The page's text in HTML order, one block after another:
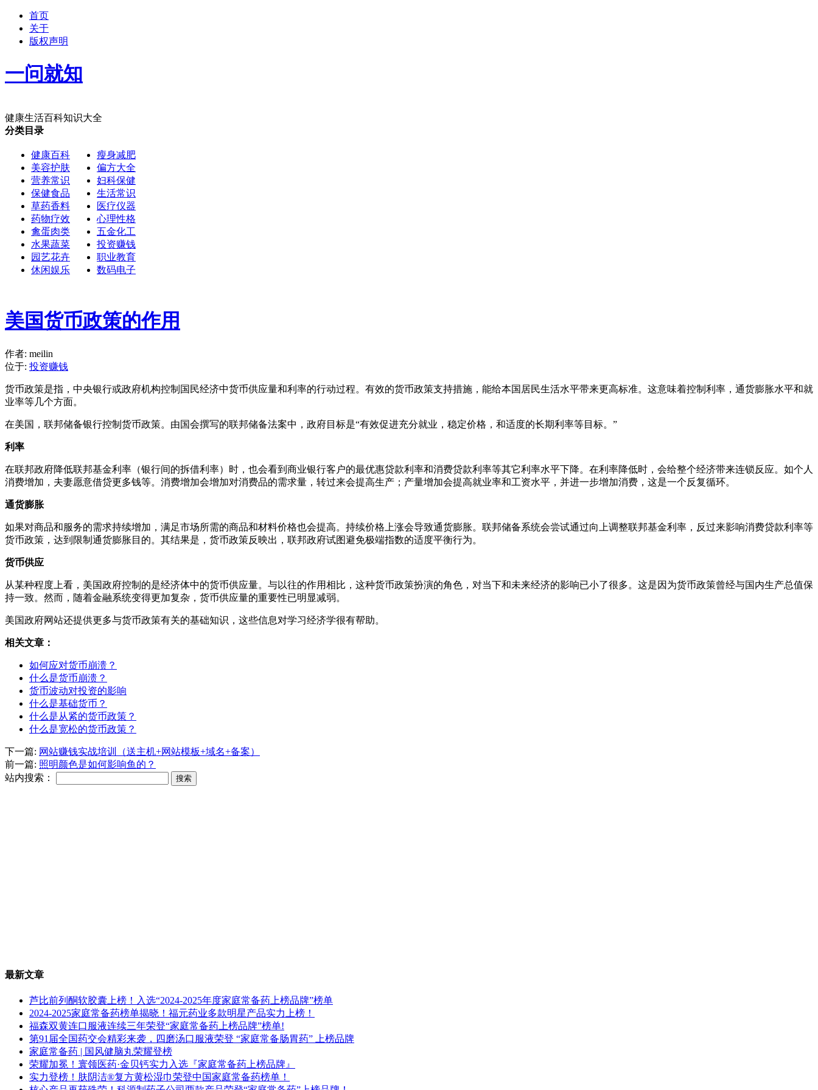
首页
关于
版权声明
一问就知
健康生活百科知识大全
分类目录
健康百科
美容护肤
营养常识
保健食品
草药香料
药物疗效
禽蛋肉类
水果蔬菜
园艺花卉
休闲娱乐
瘦身减肥
偏方大全
妇科保健
生活常识
医疗仪器
心理性格
五金化工
投资赚钱
职业教育
数码电子
美国货币政策的作用
作者: meilin
位于: 投资赚钱
货币政策是指，中央银行或政府机构控制国民经济中货币供应量和利率的行动过程。有效的货币政策支持措施，能给本国居民生活水平带来更高标准。这意味着控制利率，通货膨胀水平和就
业率等几个方面。
在美国，联邦储备银行控制货币政策。由国会撰写的联邦储备法案中，政府目标是“有效促进充分就业，稳定价格，和适度的长期利率等目标。”
利率
在联邦政府降低联邦基金利率（银行间的拆借利率）时，也会看到商业银行客户的最优惠贷款利率和消费贷款利率等其它利率水平下降。在利率降低时，会给整个经济带来连锁反应。如个人
消费增加，夫妻愿意借贷更多钱等。消费增加会增加对消费品的需求量，转过来会提高生产；产量增加会提高就业率和工资水平，并进一步增加消费，这是一个反复循环。
通货膨胀
如果对商品和服务的需求持续增加，满足市场所需的商品和材料价格也会提高。持续价格上涨会导致通货膨胀。联邦储备系统会尝试通过向上调整联邦基金利率，反过来影响消费贷款利率等
货币政策，达到限制通货膨胀目的。其结果是，货币政策反映出，联邦政府试图避免极端指数的适度平衡行为。
货币供应
从某种程度上看，美国政府控制的是经济体中的货币供应量。与以往的作用相比，这种货币政策扮演的角色，对当下和未来经济的影响已小了很多。这是因为货币政策曾经与国内生产总值保
持一致。然而，随着金融系统变得更加复杂，货币供应量的重要性已明显减弱。
美国政府网站还提供更多与货币政策有关的基础知识，这些信息对学习经济学很有帮助。
相关文章：
如何应对货币崩溃？
什么是货币崩溃？
货币波动对投资的影响
什么是基础货币？
什么是从紧的货币政策？
什么是宽松的货币政策？
下一篇: 网站赚钱实战培训（送主机+网站模板+域名+备案）
前一篇: 照明颜色是如何影响鱼的？
站内搜索：
最新文章
芦比前列酮软胶囊上榜！入选“2024-2025年度家庭常备药上榜品牌”榜单
2024-2025家庭常备药榜单揭晓！福元药业多款明星产品实力上榜！
福森双黄连口服液连续三年荣登“家庭常备药上榜品牌”榜单!
第91届全国药交会精彩来袭，四磨汤口服液荣登 “家庭常备肠胃药” 上榜品牌
家庭常备药 | 国风健脑丸荣耀登榜
荣耀加冕！寰领医药·金贝钙实力入选『家庭常备药上榜品牌』
实力登榜！肤阴洁®复方黄松湿巾荣登中国家庭常备药榜单！